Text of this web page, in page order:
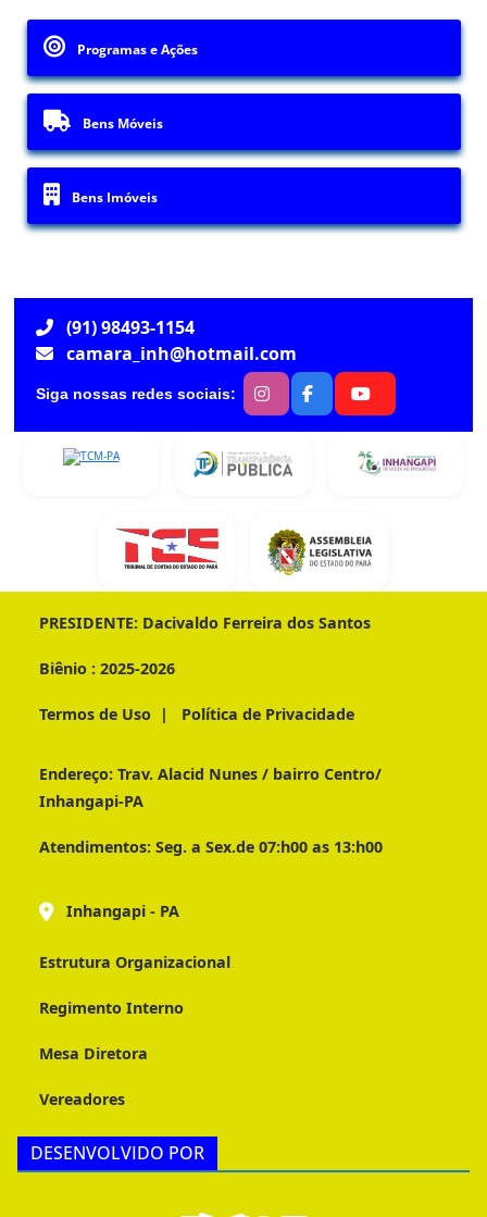
Programas e Ações
Bens Móveis
Bens Imóveis
(91) 98493-1154
camara_inh@hotmail.com
Siga nossas redes sociais:
PRESIDENTE: Dacivaldo Ferreira dos Santos
Biênio : 2025-2026
Termos de Uso | Política de Privacidade
Endereço: Trav. Alacid Nunes / bairro Centro/
Inhangapi-PA
Atendimentos: Seg. a Sex.de 07:h00 as 13:h00
Inhangapi - PA
Estrutura Organizacional
Regimento Interno
Mesa Diretora
Vereadores
DESENVOLVIDO POR